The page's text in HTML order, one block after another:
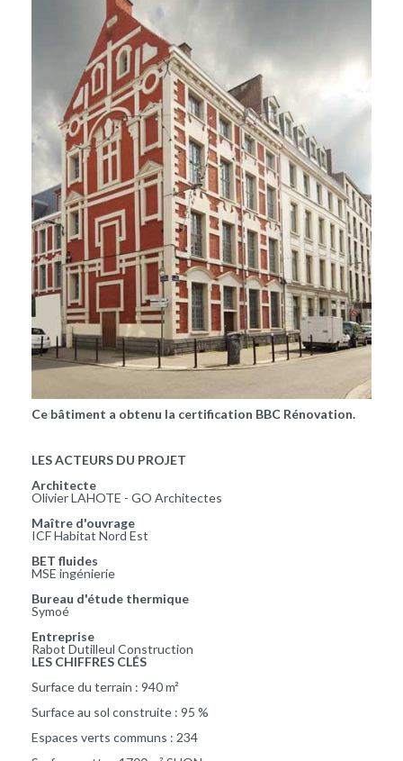
Ce bâtiment a obtenu la certification BBC Rénovation.
LES ACTEURS DU PROJET
Architecte
Olivier LAHOTE - GO Architectes
Maître d'ouvrage
ICF Habitat Nord Est
BET fluides
MSE ingénierie
Bureau d'étude thermique
Symoé
Entreprise
Rabot Dutilleul Construction
LES CHIFFRES CLÉS
Surface du terrain : 940 m²
Surface au sol construite : 95 %
Espaces verts communs : 234